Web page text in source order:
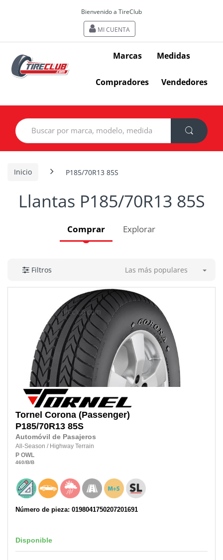
Bienvenido a TireClub
MI CUENTA
Marcas Medidas
Compradores Vendedores
Search
for:
Inicio P185/70R13 85S
Llantas P185/70R13 85S
Comprar Explorar
Filtros Las más populares
Tornel Corona (Passenger)
P185/70R13 85S
Automóvil de Pasajeros
All-Season / Highway Terrain
P OWL
460/B/B
Número de pieza: 0198041750207201691
Disponible